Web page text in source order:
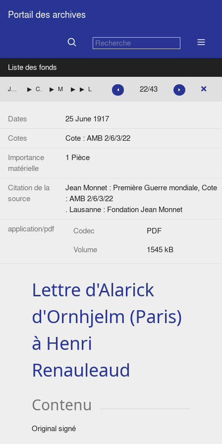
Portail des archives
Liste des fonds
Jean Monnet : Première Guerre mondiale Coopération économique interalliée durant la guerre : délégation française à Londres Matières premières, Conseil allié des matières premières Ferrochrome
Lettre d'Alarick d'Ornhjelm (Paris) à Henri Renauleaud 22/43
Dates
25 June 1917
Cotes
Cote : AMB 2/6/3/22
Importance
matérielle
1 Pièce
Citation de la
source
Jean Monnet : Première Guerre mondiale, Cote
: AMB 2/6/3/22
. Lausanne : Fondation Jean Monnet
application/pdf
Codec
PDF
Volume
1545 kB
Lettre d'Alarick
d'Ornhjelm (Paris)
à Henri
Renauleaud
Contenu
Original signé